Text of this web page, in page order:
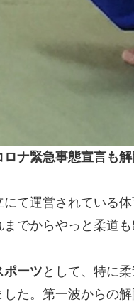
ナ緊急事態宣言も
にて運営されている
でからやっと柔道も
ポーツ として、特に
した。第一波からの解